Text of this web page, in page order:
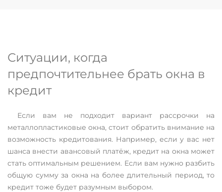
Ситуации, когда
предпочтительнее брать окна в
кредит
Если вам не подходит вариант рассрочки на
металлопластиковые окна, стоит обратить внимание на
возможность кредитования. Например, если у вас нет
шанса внести авансовый платёж, кредит на окна может
стать оптимальным решением. Если вам нужно разбить
общую сумму за окна на более длительный период, то
кредит тоже будет разумным выбором.